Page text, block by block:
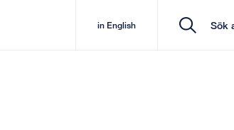
in English